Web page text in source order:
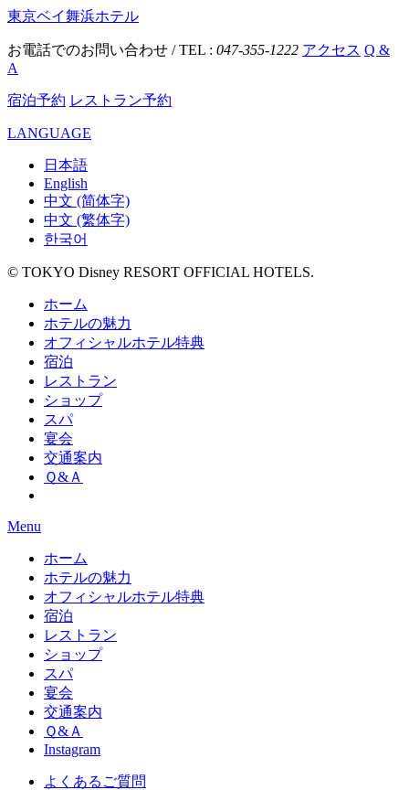
東京ベイ舞浜ホテル
お電話でのお問い合わせ / TEL : 047-355-1222 アクセス Q &
A
宿泊予約 レストラン予約
LANGUAGE
日本語
English
中文 (简体字)
中文 (繁体字)
한국어
© TOKYO Disney RESORT OFFICIAL HOTELS.
ホーム
ホテルの魅力
オフィシャルホテル特典
宿泊
レストラン
ショップ
スパ
宴会
交通案内
Ｑ&Ａ
Menu
ホーム
ホテルの魅力
オフィシャルホテル特典
宿泊
レストラン
ショップ
スパ
宴会
交通案内
Ｑ&Ａ
Instagram
よくあるご質問